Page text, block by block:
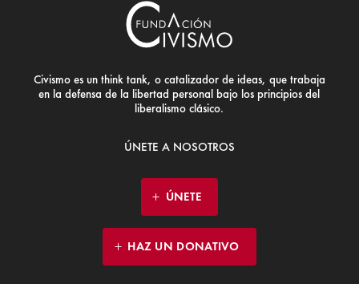
Civismo es un think tank, o catalizador de ideas, que trabaja
en la defensa de la libertad personal bajo los principios del
liberalismo clásico.
ÚNETE A NOSOTROS
ÚNETE
HAZ UN DONATIVO